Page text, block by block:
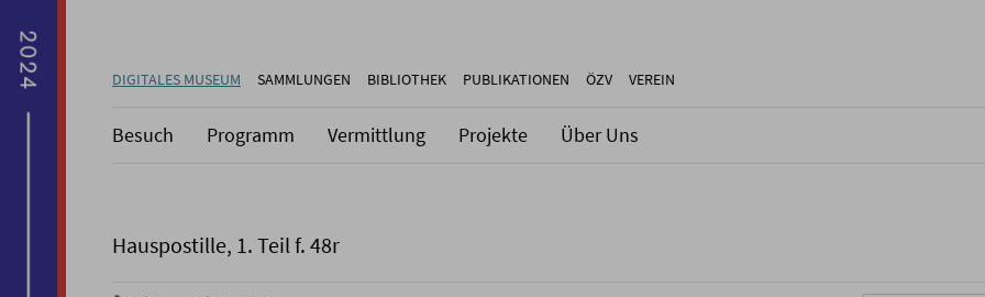
DIGITALES MUSEUM SAMMLUNGEN BIBLIOTHEK PUBLIKATIONEN ÖZV VEREIN
Besuch Programm Vermittlung Projekte Über Uns
Hauspostille, 1. Teil f. 48r